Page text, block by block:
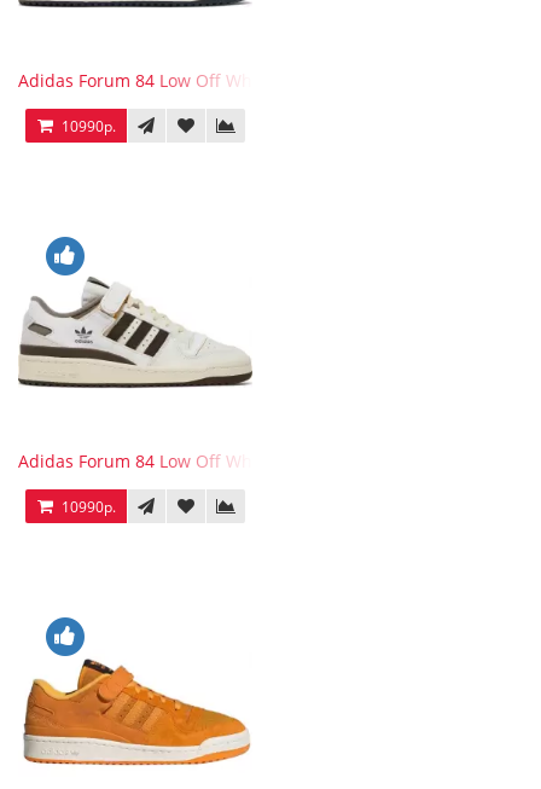
Adidas Forum 84 Low Off White Collegiate Navy
10990р.
Adidas Forum 84 Low Off White Brown
10990р.